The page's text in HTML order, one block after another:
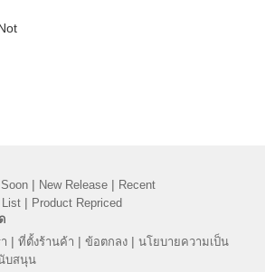
| New Release | Recent
List | Product Repriced
| ที่ตั้งร้านค้า | ข้อตกลง | นโยบายความเป็น
บสนุน